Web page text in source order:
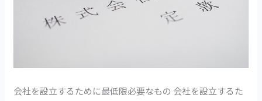
会社を設立するために最低限必要なもの 会社を設立するた
書
類